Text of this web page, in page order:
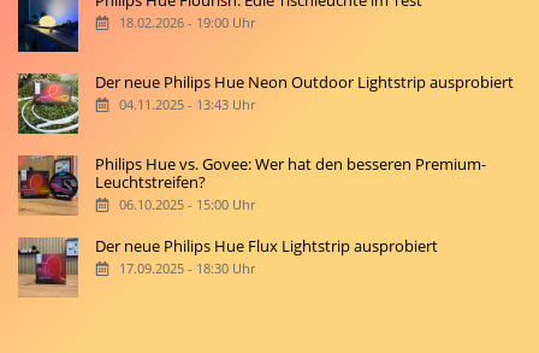
18.02.2026 - 19:00 Uhr
Der neue Philips Hue Neon Outdoor Lightstrip ausprobiert
04.11.2025 - 13:43 Uhr
Philips Hue vs. Govee: Wer hat den besseren Premium-
Leuchtstreifen?
06.10.2025 - 15:00 Uhr
Der neue Philips Hue Flux Lightstrip ausprobiert
17.09.2025 - 18:30 Uhr